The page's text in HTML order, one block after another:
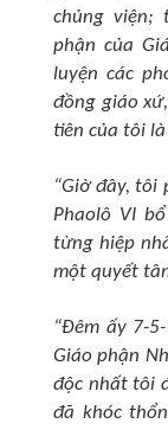
chủng viện;
phận của
luyện các
đồng giáo
tiên của tôi
“Giờ đây, tôi
Phaolô VI
từng hiệp
một quyết
“Ðêm ấy 7-
Giáo phận
độc nhất tôi
đã khóc